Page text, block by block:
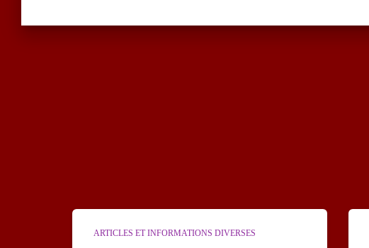
ARTICLES ET INFORMATIONS DIVERSES